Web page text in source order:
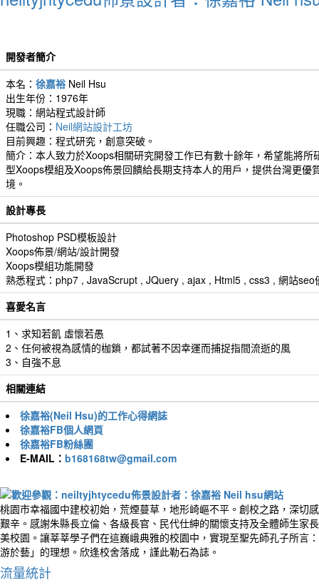
開發者簡介
本名： 徐嘉裕 Neil Hsu
出生年份：1976年
現職：網站程式設計師
任職公司： Neil網站設計工坊
目前興趣：程式研究，創意突破。
簡介：本人致力於Xoops相關研究開發工作已有數十餘年，希望能將所
型Xoops模組及Xoops佈景回饋給長期支持本人的用戶，提供台灣更優
境。
設計專長
Photoshop PSD模板設計
Xoops佈景/網站/設計開發
Xoops模組功能開發
熟悉程式：php7 , JavaScrupt , JQuery , ajax , Html5 , css3 , 網站seo
喜愛名言
1、求知若飢 虛懷若愚
2、任何被視為感情的枷鎖，都試著不因幸運而捕捉指間流逝的風
3、自強不息
相關連結
徐嘉裕(Neil Hsu)的工作心得網誌
徐嘉裕FB個人網頁
徐嘉裕FB粉絲團
E-MAIL： b168168tw@gmail.com
桃園市幸福國中建校初始，荒煙蔓草，地形崎嶇不平。創校之路，深切
艱辛。感謝朱縣長立倫、各級長官、民代仕紳的關懷支持及全體師生家
美校園。讓莘莘學子們在這巍峨典雅的校園中，實現至聖先師孔子所言
游於藝」的理想。欣逢校舍落成，謹此勒石為誌。
流量統計